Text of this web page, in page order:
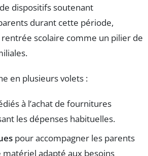
dispositifs soutenant
durant cette période,
rentrée scolaire comme un pilier de
en plusieurs volets :
à l’achat de fournitures
les dépenses habituelles.
pour accompagner les parents
matériel adapté aux besoins